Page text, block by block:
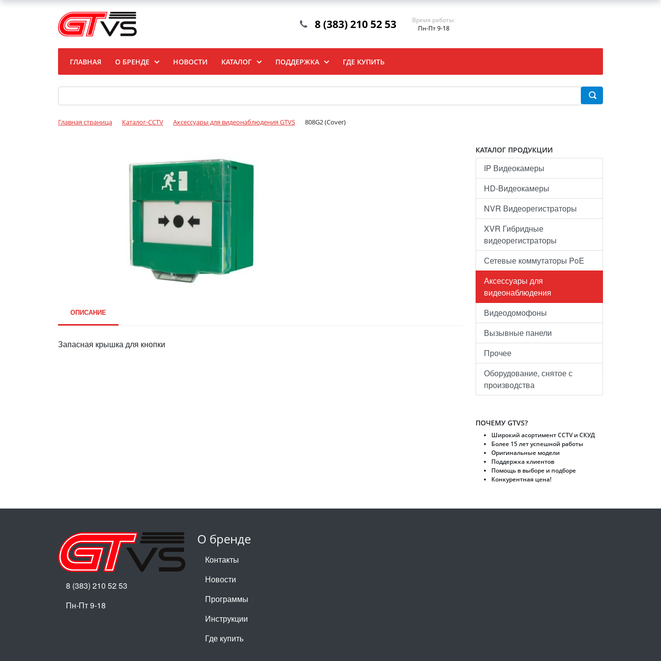
8 (383) 210 52 53
Время работы:
Пн-Пт 9-18
ГЛАВНАЯ О БРЕНДЕ НОВОСТИ КАТАЛОГ ПОДДЕРЖКА ГДЕ КУПИТЬ
Главная страница Каталог-CCTV Аксессуары для видеонаблюдения GTVS 808G2 (Cover)
ОПИСАНИЕ
Запасная крышка для кнопки
КАТАЛОГ ПРОДУКЦИИ
IP Видеокамеры
HD-Видеокамеры
NVR Видеорегистраторы
XVR Гибридные
видеорегистраторы
Сетевые коммутаторы PoE
Аксессуары для
видеонаблюдения
Видеодомофоны
Вызывные панели
Прочее
Оборудование, снятое с
производства
ПОЧЕМУ GTVS?
Широкий асортимент CCTV и CКУД
Более 15 лет успешной работы
Оригинальные модели
Поддержка клиентов
Помощь в выборе и подборе
Конкурентная цена!
О бренде
Контакты
Новости
Программы
Инструкции
Где купить
8 (383) 210 52 53
Пн-Пт 9-18